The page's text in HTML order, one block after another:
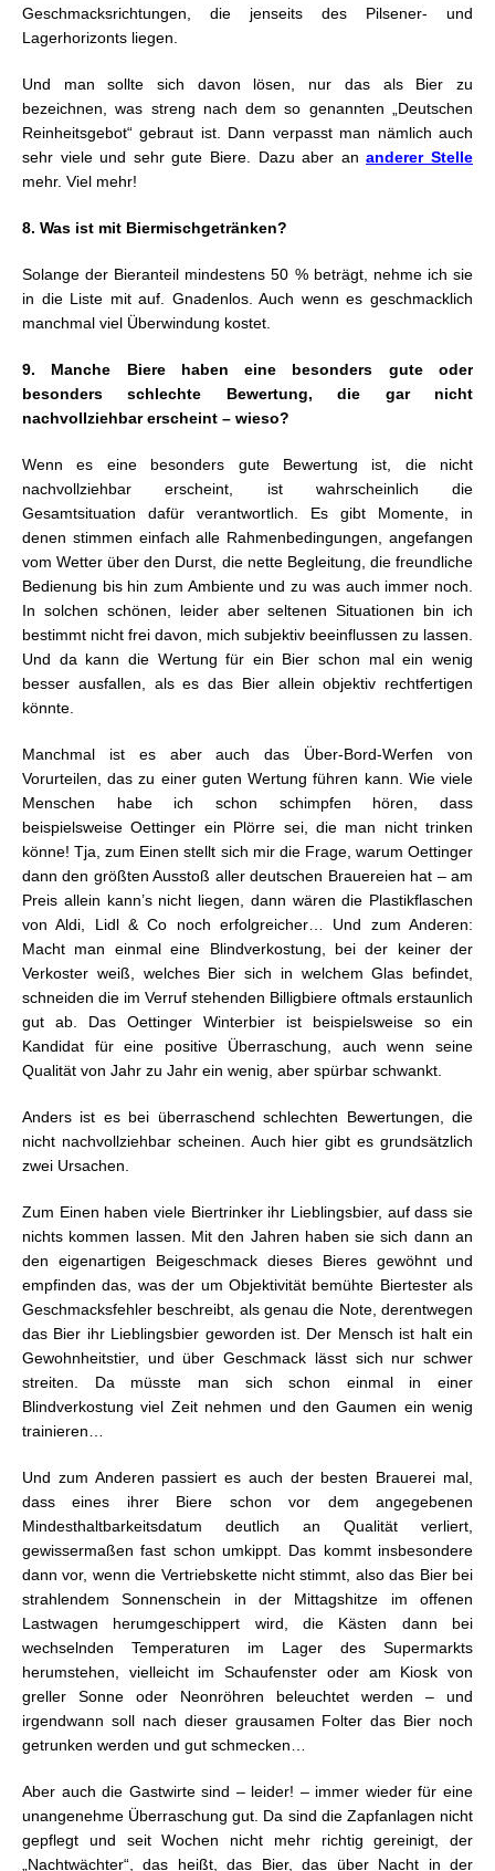
Geschmacksrichtungen, die jenseits des Pilsener- und
Lagerhorizonts liegen.
Und man sollte sich davon lösen, nur das als Bier zu
bezeichnen, was streng nach dem so genannten „Deutschen
Reinheitsgebot“ gebraut ist. Dann verpasst man nämlich auch
sehr viele und sehr gute Biere. Dazu aber ananderer Stelle
mehr. Viel mehr!
8. Was ist mit Biermischgetränken?
Solange der Bieranteil mindestens 50 % beträgt, nehme ich sie
in die Liste mit auf. Gnadenlos. Auch wenn es geschmacklich
manchmal viel Überwindung kostet.
9. Manche Biere haben eine besonders gute oder
besonders schlechte Bewertung, die gar nicht
nachvollziehbar erscheint – wieso?
Wenn es eine besonders gute Bewertung ist, die nicht
nachvollziehbar erscheint, ist wahrscheinlich die
Gesamtsituation dafür verantwortlich. Es gibt Momente, in
denen stimmen einfach alle Rahmenbedingungen, angefangen
vom Wetter über den Durst, die nette Begleitung, die freundliche
Bedienung bis hin zum Ambiente und zu was auch immer noch.
In solchen schönen, leider aber seltenen Situationen bin ich
bestimmt nicht frei davon, mich subjektiv beeinflussen zu lassen.
Und da kann die Wertung für ein Bier schon mal ein wenig
besser ausfallen, als es das Bier allein objektiv rechtfertigen
könnte.
Manchmal ist es aber auch das Über-Bord-Werfen von
Vorurteilen, das zu einer guten Wertung führen kann. Wie viele
Menschen habe ich schon schimpfen hören, dass
beispielsweise Oettinger ein Plörre sei, die man nicht trinken
könne! Tja, zum Einen stellt sich mir die Frage, warum Oettinger
dann den größten Ausstoß aller deutschen Brauereien hat – am
Preis allein kann’s nicht liegen, dann wären die Plastikflaschen
von Aldi, Lidl & Co noch erfolgreicher… Und zum Anderen:
Macht man einmal eine Blindverkostung, bei der keiner der
Verkoster weiß, welches Bier sich in welchem Glas befindet,
schneiden die im Verruf stehenden Billigbiere oftmals erstaunlich
gut ab. Das Oettinger Winterbier ist beispielsweise so ein
Kandidat für eine positive Überraschung, auch wenn seine
Qualität von Jahr zu Jahr ein wenig, aber spürbar schwankt.
Anders ist es bei überraschend schlechten Bewertungen, die
nicht nachvollziehbar scheinen. Auch hier gibt es grundsätzlich
zwei Ursachen.
Zum Einen haben viele Biertrinker ihr Lieblingsbier, auf dass sie
nichts kommen lassen. Mit den Jahren haben sie sich dann an
den eigenartigen Beigeschmack dieses Bieres gewöhnt und
empfinden das, was der um Objektivität bemühte Biertester als
Geschmacksfehler beschreibt, als genau die Note, derentwegen
das Bier ihr Lieblingsbier geworden ist. Der Mensch ist halt ein
Gewohnheitstier, und über Geschmack lässt sich nur schwer
streiten. Da müsste man sich schon einmal in einer
Blindverkostung viel Zeit nehmen und den Gaumen ein wenig
trainieren…
Und zum Anderen passiert es auch der besten Brauerei mal,
dass eines ihrer Biere schon vor dem angegebenen
Mindesthaltbarkeitsdatum deutlich an Qualität verliert,
gewissermaßen fast schon umkippt. Das kommt insbesondere
dann vor, wenn die Vertriebskette nicht stimmt, also das Bier bei
strahlendem Sonnenschein in der Mittagshitze im offenen
Lastwagen herumgeschippert wird, die Kästen dann bei
wechselnden Temperaturen im Lager des Supermarkts
herumstehen, vielleicht im Schaufenster oder am Kiosk von
greller Sonne oder Neonröhren beleuchtet werden – und
irgendwann soll nach dieser grausamen Folter das Bier noch
getrunken werden und gut schmecken…
Aber auch die Gastwirte sind – leider! – immer wieder für eine
unangenehme Überraschung gut. Da sind die Zapfanlagen nicht
gepflegt und seit Wochen nicht mehr richtig gereinigt, der
„Nachtwächter“, das heißt, das Bier, das über Nacht in der